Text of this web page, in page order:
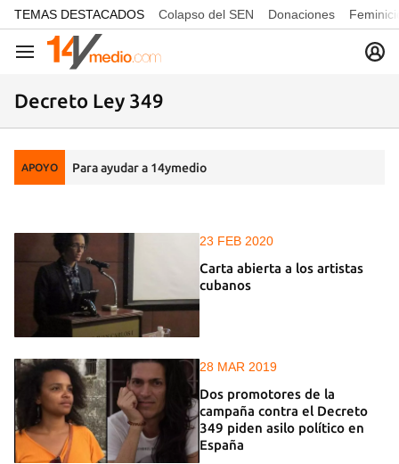
common.go-to-content
TEMAS DESTACADOS Colapso del SEN Donaciones
Navegación
Decreto Ley 349
APOYO Para ayudar a 14ymedio
23 FEB 2020
Carta abierta a los artistas
cubanos
28 MAR 2019
Dos promotores de la
campaña contra el Decreto
349 piden asilo político en
España